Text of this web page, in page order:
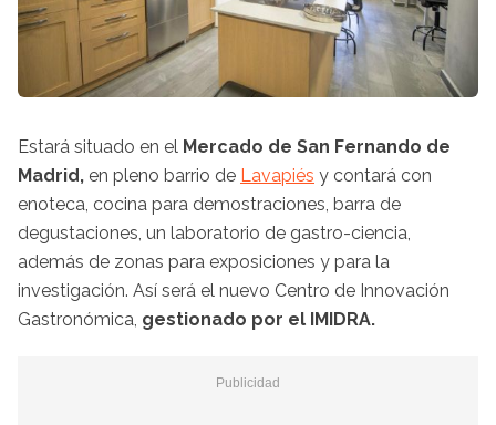
Estará situado en el Mercado de San Fernando de
Madrid, en pleno barrio de Lavapiés y contará con
enoteca, cocina para demostraciones, barra de
degustaciones, un laboratorio de gastro-ciencia,
además de zonas para exposiciones y para la
investigación. Así será el nuevo Centro de Innovación
Gastronómica, gestionado por el IMIDRA.